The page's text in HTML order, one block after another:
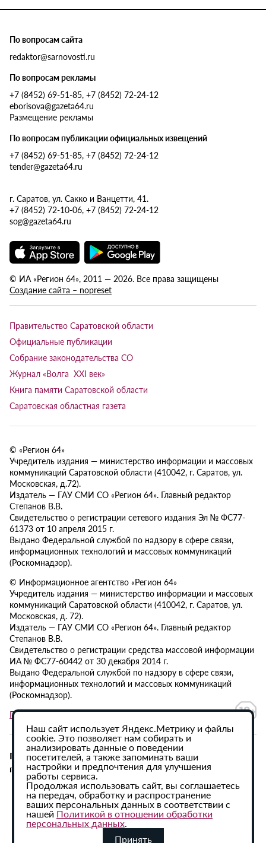
По вопросам сайта
redaktor@sarnovosti.ru
По вопросам рекламы
+7 (8452) 69-51-85, +7 (8452) 72-24-12
eborisova@gazeta64.ru
Размещение рекламы
По вопросам публикации официальных извещений
+7 (8452) 69-51-85, +7 (8452) 72-24-12
tender@gazeta64.ru
г. Саратов, ул. Сакко и Ванцетти, 41.
+7 (8452) 72-10-06, +7 (8452) 72-24-12
sog@gazeta64.ru
© ИА «Регион 64», 2011 — 2026. Все права защищены
Создание сайта – nopreset
Правительство Саратовской области
Официальные публикации
Собрание законодательства СО
Журнал «Волга XXI век»
Книга памяти Саратовской области
Саратовская областная газета
© «Регион 64»
Учредитель издания — министерство информации и массовых
коммуникаций Саратовской области (410042, г. Саратов, ул.
Московская, д.72).
Издатель — ГАУ СМИ СО «Регион 64». Главный редактор
Степанов В.В.
Свидетельство о регистрации сетевого издания Эл № ФС77-
61373 от 10 апреля 2015 г.
Выдано Федеральной службой по надзору в сфере связи,
информационных технологий и массовых коммуникаций
(Роскомнадзор).
© Информационное агентство «Регион 64»
Учредитель издания — министерство информации и массовых
коммуникаций Саратовской области (410042, г. Саратов, ул.
Московская, д. 72).
Издатель — ГАУ СМИ СО «Регион 64». Главный редактор
Степанов В.В.
Свидетельство о регистрации средства массовой информации
ИА № ФС77-60442 от 30 декабря 2014 г.
Выдано Федеральной службой по надзору в сфере связи,
информационных технологий и массовых коммуникаций
(Роскомнадзор).
Политика в отношении обработки персональных данных
При использовании материалов сайта активная
гиперссылка на ИА «Регион 64» обязательна.
Наш сайт использует Яндекс.Метрику и файлы
cookie. Это позволяет нам собирать и
анализировать данные о поведении
посетителей, а также запоминать ваши
настройки и предпочтения для улучшения
работы сервиса.
Продолжая использовать сайт, вы соглашаетесь
на передач, обработку и распространение
ваших персональных данных в соответствии с
нашей Политикой в отношении обработки
персональных данных.
Принять